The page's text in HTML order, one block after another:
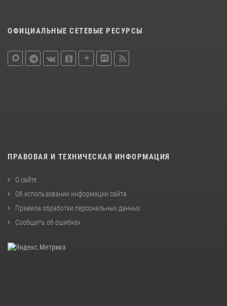
ОФИЦИАЛЬНЫЕ СЕТЕВЫЕ РЕСУРСЫ
ПРАВОВАЯ И ТЕХНИЧЕСКАЯ ИНФОРМАЦИЯ
О сайте
Об использовании информации сайта
Правила обработки персональных данных
Сообщить об ошибках